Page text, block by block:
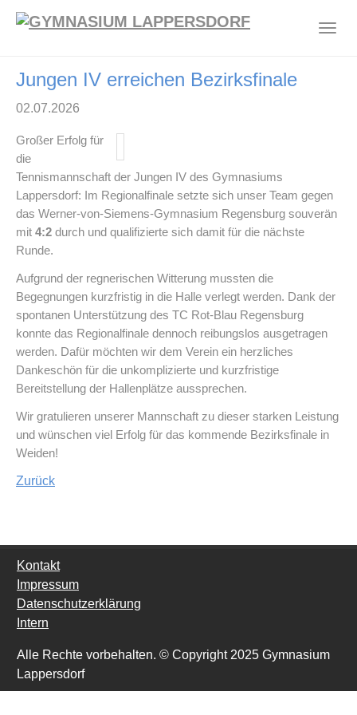
Hauptinhalt
Jungen IV erreichen Bezirksfinale
02.07.2026
Großer Erfolg für
die
Tennismannschaft der Jungen IV des Gymnasiums
Lappersdorf: Im Regionalfinale setzte sich unser Team gegen
das Werner-von-Siemens-Gymnasium Regensburg souverän
mit 4:2 durch und qualifizierte sich damit für die nächste
Runde.
Aufgrund der regnerischen Witterung mussten die
Begegnungen kurzfristig in die Halle verlegt werden. Dank der
spontanen Unterstützung des TC Rot-Blau Regensburg
konnte das Regionalfinale dennoch reibungslos ausgetragen
werden. Dafür möchten wir dem Verein ein herzliches
Dankeschön für die unkomplizierte und kurzfristige
Bereitstellung der Hallenplätze aussprechen.
Wir gratulieren unserer Mannschaft zu dieser starken Leistung
und wünschen viel Erfolg für das kommende Bezirksfinale in
Weiden!
Zurück
Kontakt
Impressum
Datenschutzerklärung
Intern
Alle Rechte vorbehalten. © Copyright 2025 Gymnasium
Lappersdorf